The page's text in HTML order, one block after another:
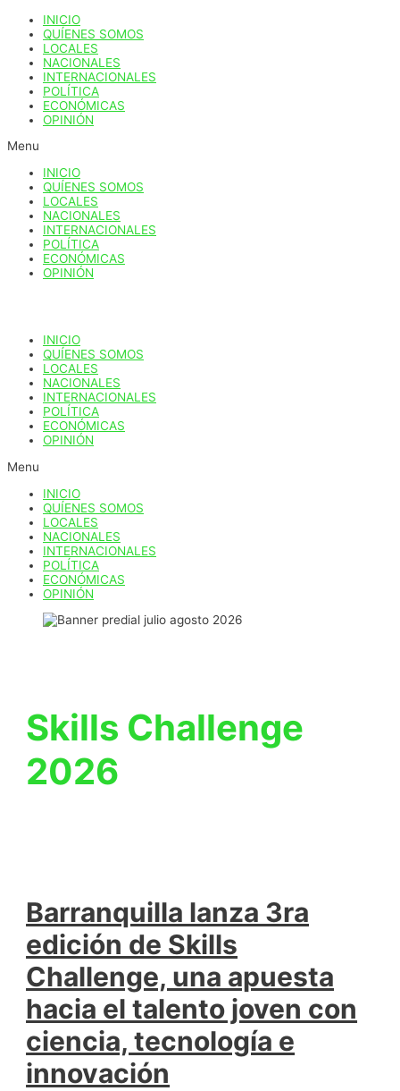
contenido
INICIO
QUÍENES SOMOS
LOCALES
NACIONALES
INTERNACIONALES
POLÍTICA
ECONÓMICAS
OPINIÓN
Menu
INICIO
QUÍENES SOMOS
LOCALES
NACIONALES
INTERNACIONALES
POLÍTICA
ECONÓMICAS
OPINIÓN
INICIO
QUÍENES SOMOS
LOCALES
NACIONALES
INTERNACIONALES
POLÍTICA
ECONÓMICAS
OPINIÓN
Menu
INICIO
QUÍENES SOMOS
LOCALES
NACIONALES
INTERNACIONALES
POLÍTICA
ECONÓMICAS
OPINIÓN
Skills Challenge
2026
Barranquilla lanza 3ra
edición de Skills
Challenge, una apuesta
hacia el talento joven con
ciencia, tecnología e
innovación